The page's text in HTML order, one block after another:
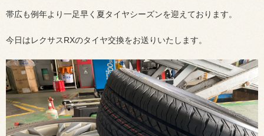
帯広も例年より一足早く夏タイヤシーズンを迎えております。
今日はレクサスRXのタイヤ交換をお送りいたします。